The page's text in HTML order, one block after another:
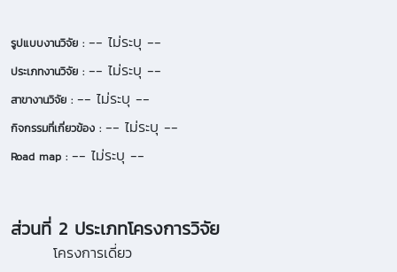
รูปแบบงานวิจัย : -- ไม่ระบุ --
ประเภทงานวิจัย : -- ไม่ระบุ --
สาขางานวิจัย : -- ไม่ระบุ --
กิจกรรมที่เกี่ยวข้อง : -- ไม่ระบุ --
Road map : -- ไม่ระบุ --
ส่วนที่ 2 ประเภทโครงการวิจัย
โครงการเดี่ยว